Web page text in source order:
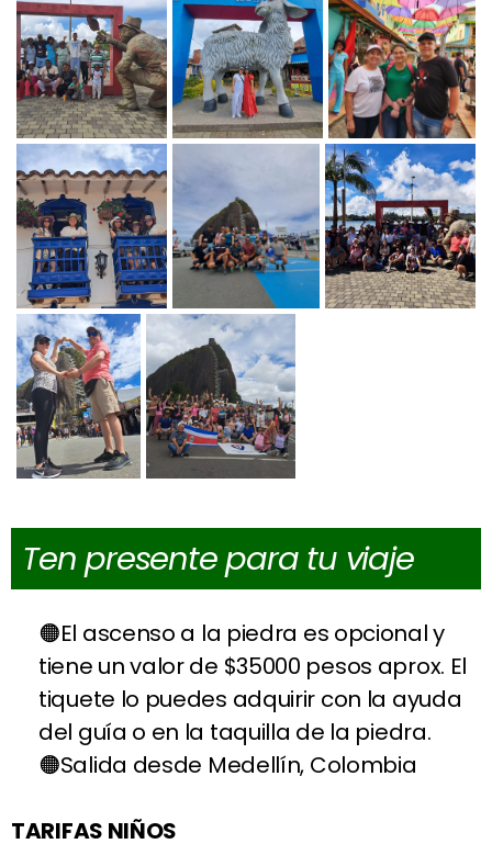
Ten presente para tu viaje
El ascenso a la piedra es opcional y
tiene un valor de $35000 pesos aprox. El
tiquete lo puedes adquirir con la ayuda
del guía o en la taquilla de la piedra.
Salida desde Medellín, Colombia
TARIFAS NIÑOS